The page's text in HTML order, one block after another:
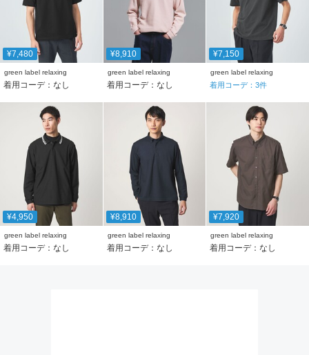
¥7,480
green label relaxing
着用コーデ：なし
¥8,910
green label relaxing
着用コーデ：なし
¥7,150
green label relaxing
着用コーデ：3件
¥4,950
green label relaxing
着用コーデ：なし
¥8,910
green label relaxing
着用コーデ：なし
¥7,920
green label relaxing
着用コーデ：なし